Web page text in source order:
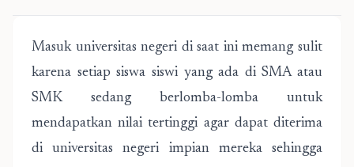
Masuk universitas negeri di saat ini memang sulit
karena setiap siswa siswi yang ada di SMA atau
SMK sedang berlomba-lomba untuk
mendapatkan nilai tertinggi agar dapat diterima
di universitas negeri impian mereka sehingga